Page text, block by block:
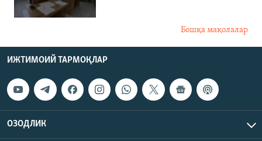
Бошқа мақолалар
ИЖТИМОИЙ ТАРМОҚЛАР
ОЗОДЛИК